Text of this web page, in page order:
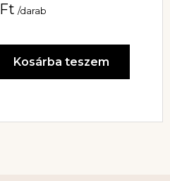
Ft /darab
Kosárba teszem